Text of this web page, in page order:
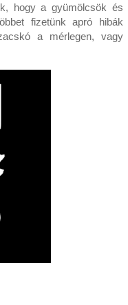
hogy a gyümölcsök és
fizetünk apró hibák
a mérlegen, vagy